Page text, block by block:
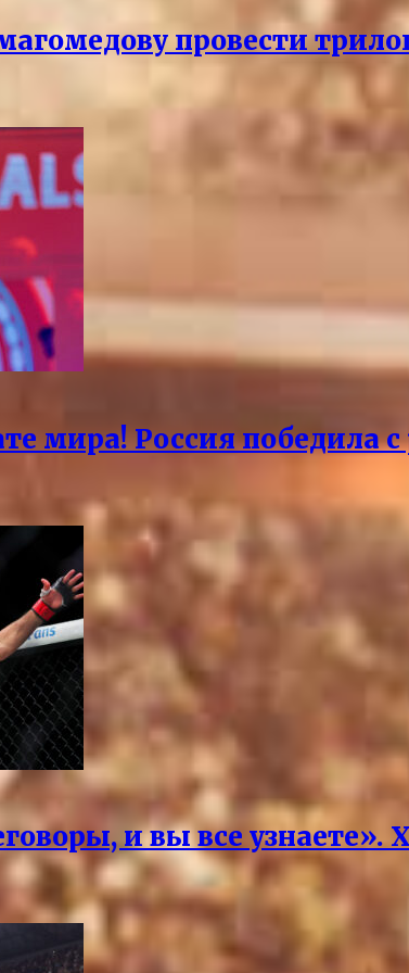
провести
мира! Россия победила с
и вы все